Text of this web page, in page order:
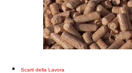
Scarti della Lavora